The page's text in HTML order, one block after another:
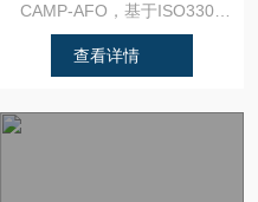
CAMP-AFO，基于ISO3308
与CIR国际吸烟标...
查看详情